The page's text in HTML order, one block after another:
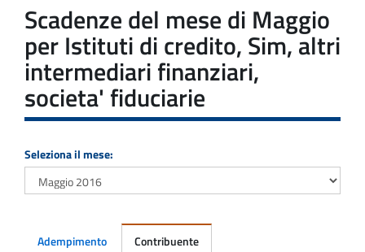
Scadenze del mese di Maggio
per Istituti di credito, Sim, altri
intermediari finanziari,
societa' fiduciarie
Seleziona il mese:
Adempimento Contribuente